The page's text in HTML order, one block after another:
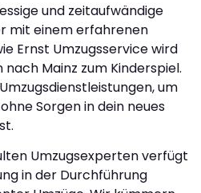
und zeitaufwändige
mit einem erfahrenen
Ernst Umzugsservice wird
Mainz zum Kinderspiel.
um
Sorgen in dein neues
Umzugsexperten verfügt
in der Durchführung